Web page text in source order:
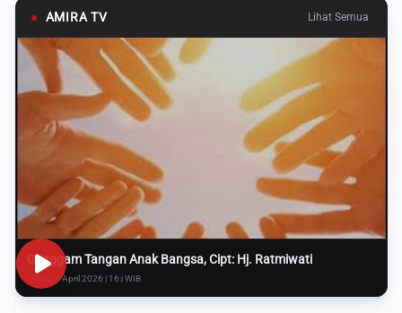
● AMIRA TV Lihat Semua
Genggam Tangan Anak Bangsa, Cipt: Hj. Ratmiwati
Rabu, 8 April 2026 | 16:i WIB